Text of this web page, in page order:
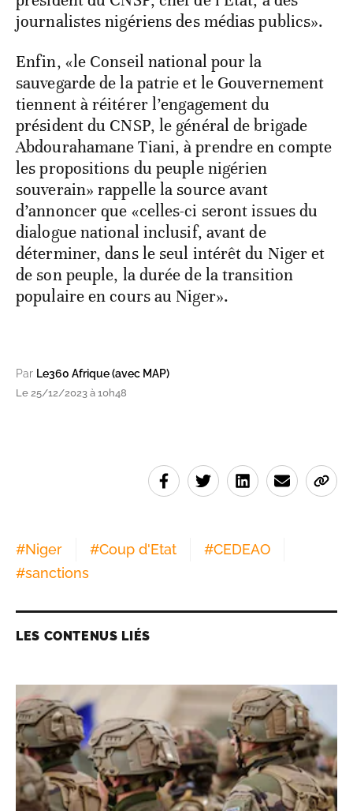
journalistes nigériens des médias publics».
Enfin, «le Conseil national pour la
sauvegarde de la patrie et le Gouvernement
tiennent à réitérer l’engagement du
président du CNSP, le général de brigade
Abdourahamane Tiani, à prendre en compte
les propositions du peuple nigérien
souverain» rappelle la source avant
d’annoncer que «celles-ci seront issues du
dialogue national inclusif, avant de
déterminer, dans le seul intérêt du Niger et
de son peuple, la durée de la transition
populaire en cours au Niger».
Par Le360 Afrique (avec MAP)
Le 25/12/2023 à 10h48
#Niger #Coup d'Etat #CEDEAO
#sanctions
LES CONTENUS LIÉS